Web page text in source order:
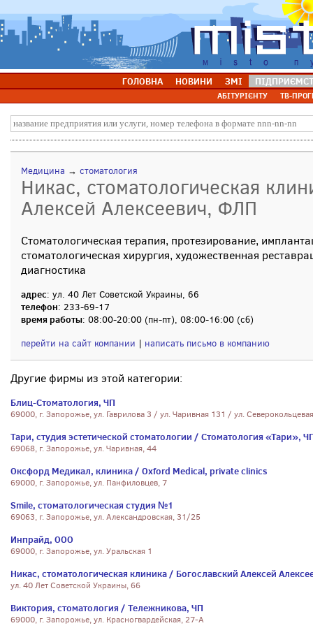
ГОЛОВНА НОВИНИ ЗМІ
АБІТУРІЄНТУ ТВ-
Медицина → стоматология
Никас, стоматологическая
Алексей Алексеевич, ФЛП
Стоматологическая терапия, протезирование,
стоматологическая хирургия, художественная
диагностика
адрес: ул. 40 Лет Советской Украины, 66
телефон: 233-69-17
время работы: 08:00-20:00 (пн-пт), 08:00-16:00 (сб)
перейти на сайт компании | написать письмо в компанию
Другие фирмы из этой категории:
Блиц-Стоматология, ЧП
69000, г. Запорожье, ул. Гаврилова 3 / ул. Чаривная 131 / ул.
Тари, студия эстетической стоматологии / Стоматология «Тари»,
69068, г. Запорожье, ул. Чаривная, 44
Оксфорд Медикал, клиника / Oxford Medical, private clinics
69000, г. Запорожье, ул. Панфиловцев, 7
Smile, стоматологическая студия №1
69063, г. Запорожье, ул. Александровская, 31/25
Инпрайд, ООО
69000, г. Запорожье, ул. Уральская 1
Никас, стоматологическая клиника / Богославский Алексей
ул. 40 Лет Советской Украины, 66
Виктория, стоматология / Тележникова, ЧП
69000, г. Запорожье, ул. Красногвардейская, 27-А